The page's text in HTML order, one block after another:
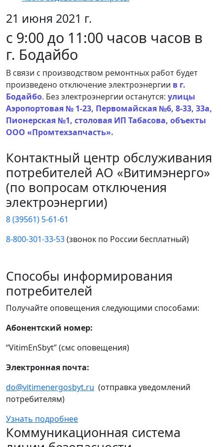
21 июня 2021 г.
с 9:00 до 11:00 часов часов в
г. Бодайбо
В связи с производством ремонтных работ будет
произведено отключение электроэнергии в г.
Бодайбо. Без электроэнергии останутся: улицы
Аэропортовая № 1-23, Первомайская №6, 8-33, 33а,
Пионерская №1, столовая ИП Табасова, объекты
ООО «Промтехзапчасть».
Контактный центр обслуживания
потребителей АО «Витимэнерго»
(по вопросам отключения
электроэнергии)
8 (39561) 5-61-61
8-800-301-33-53(звонок по России бесплатный)
Способы информирования
потребителей
Получайте оповещения следующими способами:
Абонентский номер:
“VitimEnSbyt” (смс оповещения)
Электронная почта:
do@vitimenergosbyt.ru (отправка уведомлений
потребителям)
Узнать подробнее
Коммуникационная система